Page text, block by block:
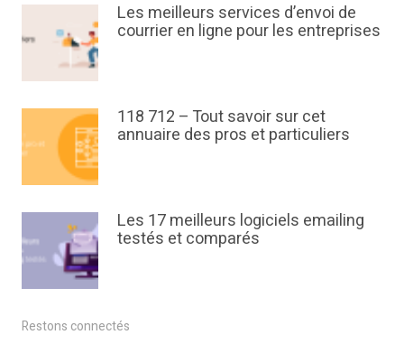
Les meilleurs services d’envoi de
courrier en ligne pour les entreprises
118 712 – Tout savoir sur cet
annuaire des pros et particuliers
Les 17 meilleurs logiciels emailing
testés et comparés
Restons connectés